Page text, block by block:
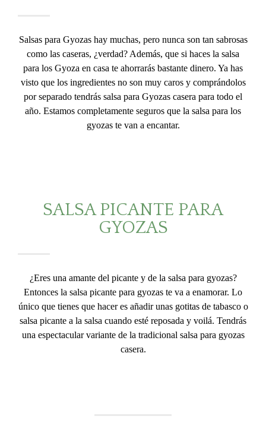
Salsas para Gyozas hay muchas, pero nunca son tan sabrosas
como las caseras, ¿verdad? Además, que si haces la salsa
para los Gyoza en casa te ahorrarás bastante dinero. Ya has
visto que los ingredientes no son muy caros y comprándolos
por separado tendrás salsa para Gyozas casera para todo el
año. Estamos completamente seguros que la salsa para los
gyozas te van a encantar.
SALSA PICANTE PARA
GYOZAS
¿Eres una amante del picante y de la salsa para gyozas?
Entonces la salsa picante para gyozas te va a enamorar. Lo
único que tienes que hacer es añadir unas gotitas de tabasco o
salsa picante a la salsa cuando esté reposada y voilá. Tendrás
una espectacular variante de la tradicional salsa para gyozas
casera.